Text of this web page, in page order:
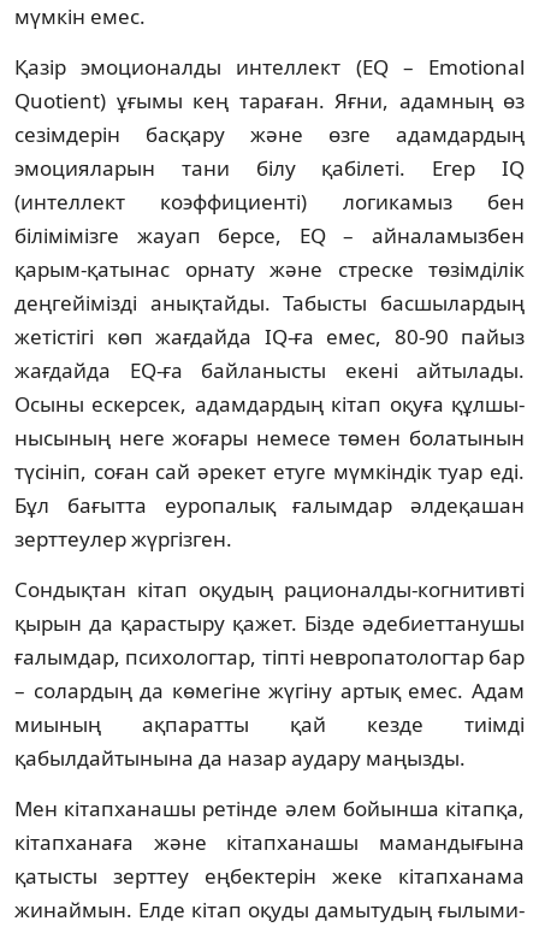
мүм­кін емес.
Қазір эмоционалды интеллект (EQ – Emotional
Quotient) ұғымы кең тараған. Яғ­ни, адамның өз
сезімдерін басқару және өзге адамдардың
эмоцияларын тани білу қабілеті. Егер IQ
(интеллект коэффициенті) ло­ги­ка­мыз бен
білімімізге жауап берсе, EQ – ай­на­ламызбен
қарым-қатынас орнату және стрес­ке төзімділік
деңгейімізді анықтайды. Та­бысты басшылардың
жетістігі көп жағ­дайда IQ-ға емес, 80-90 пайыз
жағдайда EQ-ға байланысты екені айтылады.
Осыны ескерсек, адамдардың кітап оқуға құл­шы­
нысының неге жоғары немесе төмен бола­ты­нын
түсініп, соған сай әрекет етуге мүм­кін­дік туар еді.
Бұл бағытта еуропалық ға­лымдар әлдеқашан
зерттеулер жүргізген.
Сондықтан кітап оқудың рационалды-ког­нитивті
қырын да қарастыру қажет. Бізде әдебиеттанушы
ғалымдар, психологтар, тіпті невропатологтар бар
– солардың да көмегіне жүгіну артық емес. Адам
миының ақпаратты қай кезде тиімді
қабылдайтынына да назар аудару маңызды.
Мен кітапханашы ретінде әлем бойынша кі­тапқа,
кітапханаға және кітапханашы ма­мандығына
қатысты зерттеу еңбектерін же­ке кітапханама
жинаймын. Елде кітап оқу­ды дамытудың ғылыми-